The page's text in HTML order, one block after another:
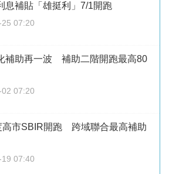
息補貼「雄挺利」7/1開跑
07:20
補助再一波 補助二階開跑最高80
07:20
高市SBIR開跑 跨域聯合最高補助
07:40